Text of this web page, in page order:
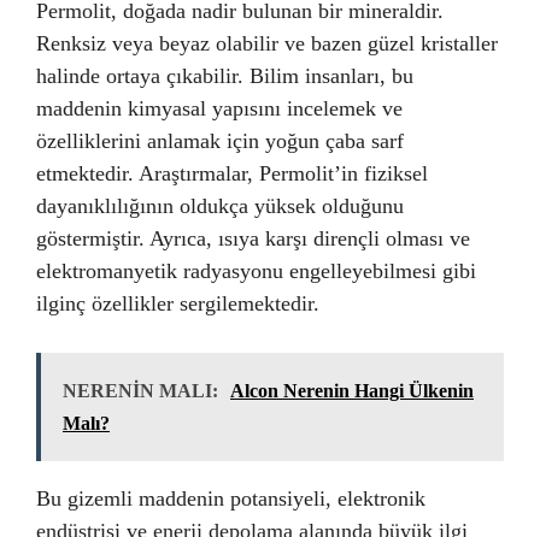
Permolit, doğada nadir bulunan bir mineraldir.
Renksiz veya beyaz olabilir ve bazen güzel kristaller
halinde ortaya çıkabilir. Bilim insanları, bu
maddenin kimyasal yapısını incelemek ve
özelliklerini anlamak için yoğun çaba sarf
etmektedir. Araştırmalar, Permolit’in fiziksel
dayanıklılığının oldukça yüksek olduğunu
göstermiştir. Ayrıca, ısıya karşı dirençli olması ve
elektromanyetik radyasyonu engelleyebilmesi gibi
ilginç özellikler sergilemektedir.
NERENİN MALI:
Alcon Nerenin Hangi Ülkenin
Malı?
Bu gizemli maddenin potansiyeli, elektronik
endüstrisi ve enerji depolama alanında büyük ilgi